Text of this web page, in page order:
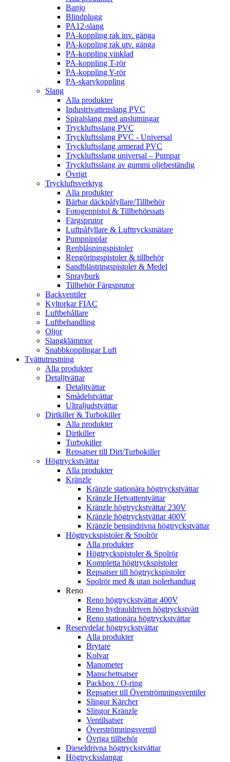
Banjo
Blindplugg
PA12-slang
PA-koppling rak inv. gänga
PA-koppling rak utv. gänga
PA-koppling vinklad
PA-koppling T-rör
PA-koppling Y-rör
PA-skarvkoppling
Slang
Alla produkter
Industrivattenslang PVC
Spiralslang med anslutningar
Tryckluftsslang PVC
Tryckluftsslang PVC - Universal
Tryckluftsslang armerad PVC
Tryckluftsslang universal – Pumpar
Tryckluftsslang av gummi oljebeständig
Övrigt
Tryckluftsverktyg
Alla produkter
Bärbar däckpåfyllare/Tillbehör
Fotogenpistol & Tillbehörssats
Färgsprutor
Luftpåfyllare & Lufttrycksmätare
Pumpnipplar
Renblåsningspistoler
Rengöringspistoler & tillbehör
Sandblästringspistoler & Medel
Sprayburk
Tillbehör Färgsprutor
Backventiler
Kyltorkar FIAC
Luftbehållare
Luftbehandling
Oljor
Slangklämmor
Snabbkopplingar Luft
Tvättutrustning
Alla produkter
Detaljtvättar
Detaljtvättar
Smådelstvättar
Ultraljudstvättar
Dirtkiller & Turbokiller
Alla produkter
Dirtkiller
Turbokiller
Repsatser till Dirt/Turbokiller
Högtryckstvättar
Alla produkter
Kränzle
Kränzle stationära högtryckstvättar
Kränzle Hetvattentvättar
Kränzle högtryckstvättar 230V
Kränzle högtryckstvättar 400V
Kränzle bensindrivna högtryckstvättar
Högtryckspistoler & Spolrör
Alla produkter
Högtryckspistoler & Spolrör
Kompletta högtryckspistoler
Repsatser till högtryckspistoler
Spolrör med & utan isolerhandtag
Reno
Reno högtryckstvättar 400V
Reno hydrauldriven högtryckstvätt
Reno stationära högtryckstvättar
Reservdelar högtryckstvättar
Alla produkter
Brytare
Kolvar
Manometer
Manschettsatser
Packbox / O-ring
Repsatser till Överströmningsventiler
Slingor Kärcher
Slingor Kränzle
Ventilsatser
Överströmningsventil
Övriga tillbehör
Dieseldrivna högtryckstvättar
Högtrycksslangar